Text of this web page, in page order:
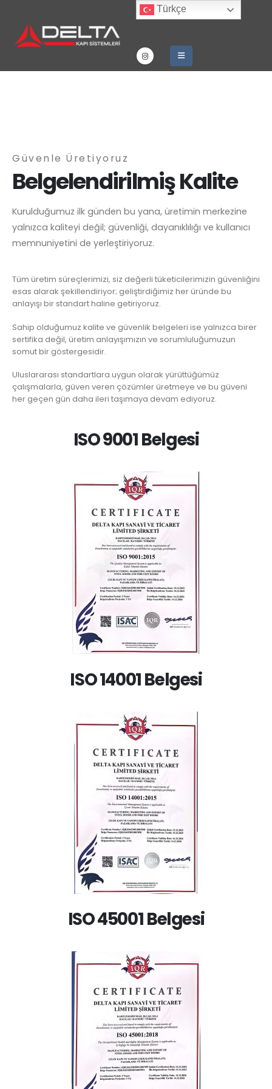
Türkçe
Güvenle Üretiyoruz
Belgelendirilmiş Kalite
Kurulduğumuz ilk günden bu yana, üretimin merkezine
yalnızca kaliteyi değil; güvenliği, dayanıklılığı ve kullanıcı
memnuniyetini de yerleştiriyoruz.
Tüm üretim süreçlerimizi, siz değerli tüketicilerimizin güvenliğini
esas alarak şekillendiriyor; geliştirdiğimiz her üründe bu
anlayışı bir standart haline getiriyoruz.
Sahip olduğumuz kalite ve güvenlik belgeleri ise yalnızca birer
sertifika değil, üretim anlayışımızın ve sorumluluğumuzun
somut bir göstergesidir.
Uluslararası standartlara uygun olarak yürüttüğümüz
çalışmalarla, güven veren çözümler üretmeye ve bu güveni
her geçen gün daha ileri taşımaya devam ediyoruz.
ISO 9001 Belgesi
ISO 14001 Belgesi
ISO 45001 Belgesi